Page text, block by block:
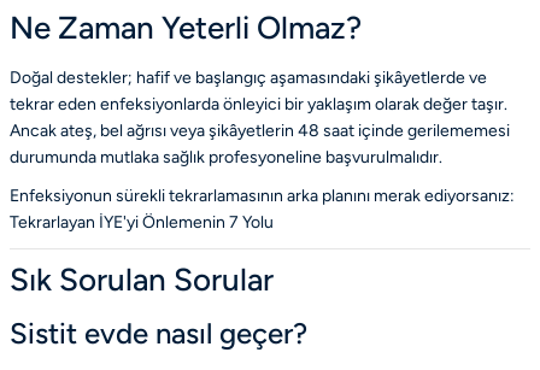
Ne Zaman Yeterli Olmaz?
Doğal destekler; hafif ve başlangıç aşamasındaki şikâyetlerde ve
tekrar eden enfeksiyonlarda önleyici bir yaklaşım olarak değer taşır.
Ancak ateş, bel ağrısı veya şikâyetlerin 48 saat içinde gerilememesi
durumunda mutlaka sağlık profesyoneline başvurulmalıdır.
Enfeksiyonun sürekli tekrarlamasının arka planını merak ediyorsanız:
Tekrarlayan İYE'yi Önlemenin 7 Yolu
Sık Sorulan Sorular
Sistit evde nasıl geçer?